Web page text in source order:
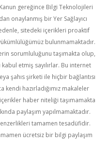
Kanun gereğince Bilgi Teknolojileri
onaylanmış bir Yer Sağlayıcı
sitedeki içerikleri proaktif
bulunmamaktadır.
sorumluluğunu taşımakta olup,
etmiş sayılırlar. Bu internet
şahıs şirketi ile hiçbir bağlantısı
kendi hazırladığımız makaleler
haber niteliği taşımamakta
paylaşım yapılmamaktadır.
tamamen tesadüfidir.
ücretsiz bir bilgi paylaşım